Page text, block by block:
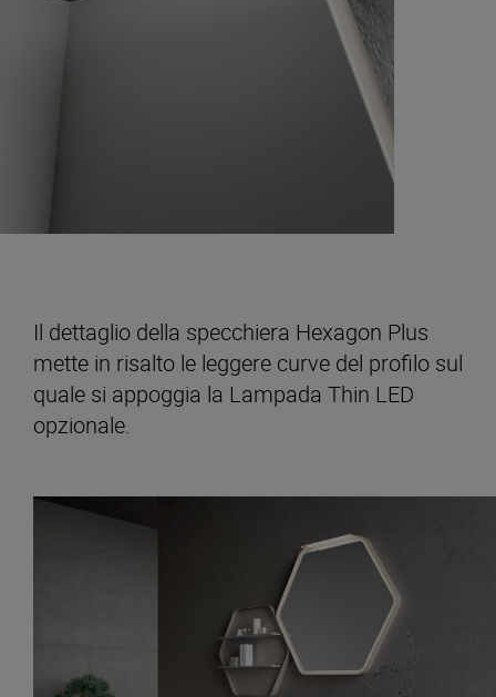
Il dettaglio della specchiera Hexagon Plus
mette in risalto le leggere curve del profilo sul
quale si appoggia la Lampada Thin LED
opzionale.